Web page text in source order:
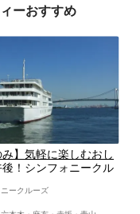
ーおすすめ
み】気軽に楽しむおし
後！シンフォニークル
ークルーズ